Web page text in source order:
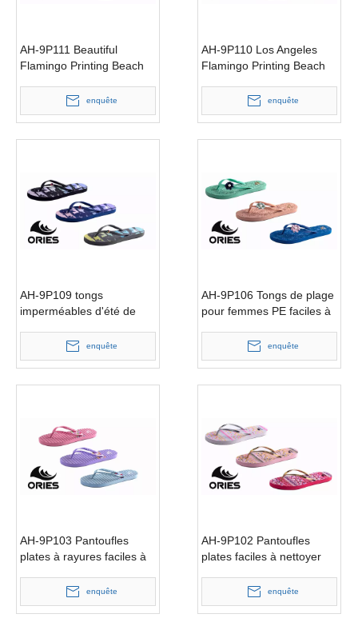
AH-9P111 Beautiful
Flamingo Printing Beach
enquête
AH-9P110 Los Angeles
Flamingo Printing Beach
imperméablesenquête
AH-9P109 tongs
imperméables d'été de
enquête
AH-9P106 Tongs de plage
pour femmes PE faciles à
enquête
AH-9P103 Pantoufles
plates à rayures faciles à
confortables pour femmes
enquête
AH-9P102 Pantoufles
plates faciles à nettoyer
d'extérieur
enquête